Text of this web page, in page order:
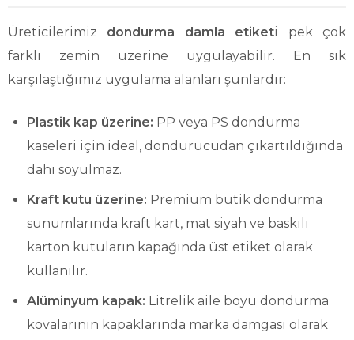
Üreticilerimiz dondurma damla etiketi pek çok
farklı zemin üzerine uygulayabilir. En sık
karşılaştığımız uygulama alanları şunlardır:
Plastik kap üzerine: PP veya PS dondurma
kaseleri için ideal, dondurucudan çıkartıldığında
dahi soyulmaz.
Kraft kutu üzerine: Premium butik dondurma
sunumlarında kraft kart, mat siyah ve baskılı
karton kutuların kapağında üst etiket olarak
kullanılır.
Alüminyum kapak: Litrelik aile boyu dondurma
kovalarının kapaklarında marka damgası olarak